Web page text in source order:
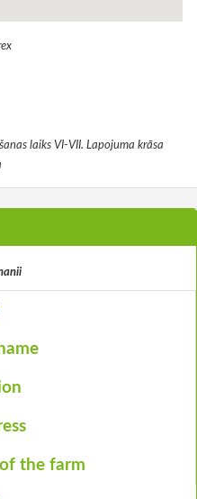
laiks VI-VII. Lapojuma krāsa
the farm